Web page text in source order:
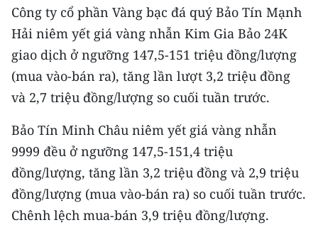
Nguyên
Đông Nam Bộ
Đồng bằng sông Cửu Long
Chuyên trang Hà Nội
Chuyên trang TP. Hồ Chí Minh
CHUYÊN ĐỀ
CÁC CHUYÊN TRANG
Công ty cổ phần Vàng bạc đá quý Bảo Tín Mạnh
Hải niêm yết giá vàng nhẫn Kim Gia Bảo 24K
giao dịch ở ngưỡng 147,5-151 triệu đồng/lượng
(mua vào-bán ra), tăng lần lượt 3,2 triệu đồng
và 2,7 triệu đồng/lượng so cuối tuần trước.
Bảo Tín Minh Châu niêm yết giá vàng nhẫn
9999 đều ở ngưỡng 147,5-151,4 triệu
đồng/lượng, tăng lần 3,2 triệu đồng và 2,9 triệu
đồng/lượng (mua vào-bán ra) so cuối tuần trước.
Chênh lệch mua-bán 3,9 triệu đồng/lượng.